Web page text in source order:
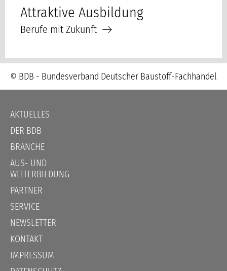
Attraktive Ausbildung
Berufe mit Zukunft
© BDB - Bundesverband Deutscher Baustoff-Fachhandel
Navigation
überspringen
AKTUELLES
DER BDB
BRANCHE
AUS- UND
WEITERBILDUNG
PARTNER
SERVICE
NEWSLETTER
KONTAKT
IMPRESSUM